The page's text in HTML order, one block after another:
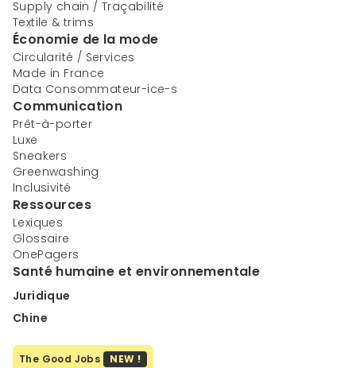
Supply chain / Traçabilité
Textile & trims
Économie de la mode
Circularité / Services
Made in France
Data Consommateur-ice-s
Communication
Prêt-à-porter
Luxe
Sneakers
Greenwashing
Inclusivité
Ressources
Lexiques
Glossaire
OnePagers
Santé humaine et environnementale
Juridique
Chine
The Good Jobs NEW !